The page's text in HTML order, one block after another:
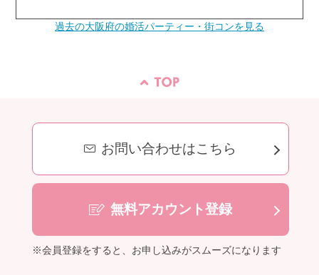
過去の大阪府の婚活パーティー・街コンを見る
お問い合わせはこちら
無料アカウント登録
※会員登録をすると、お申し込みがスムーズになります